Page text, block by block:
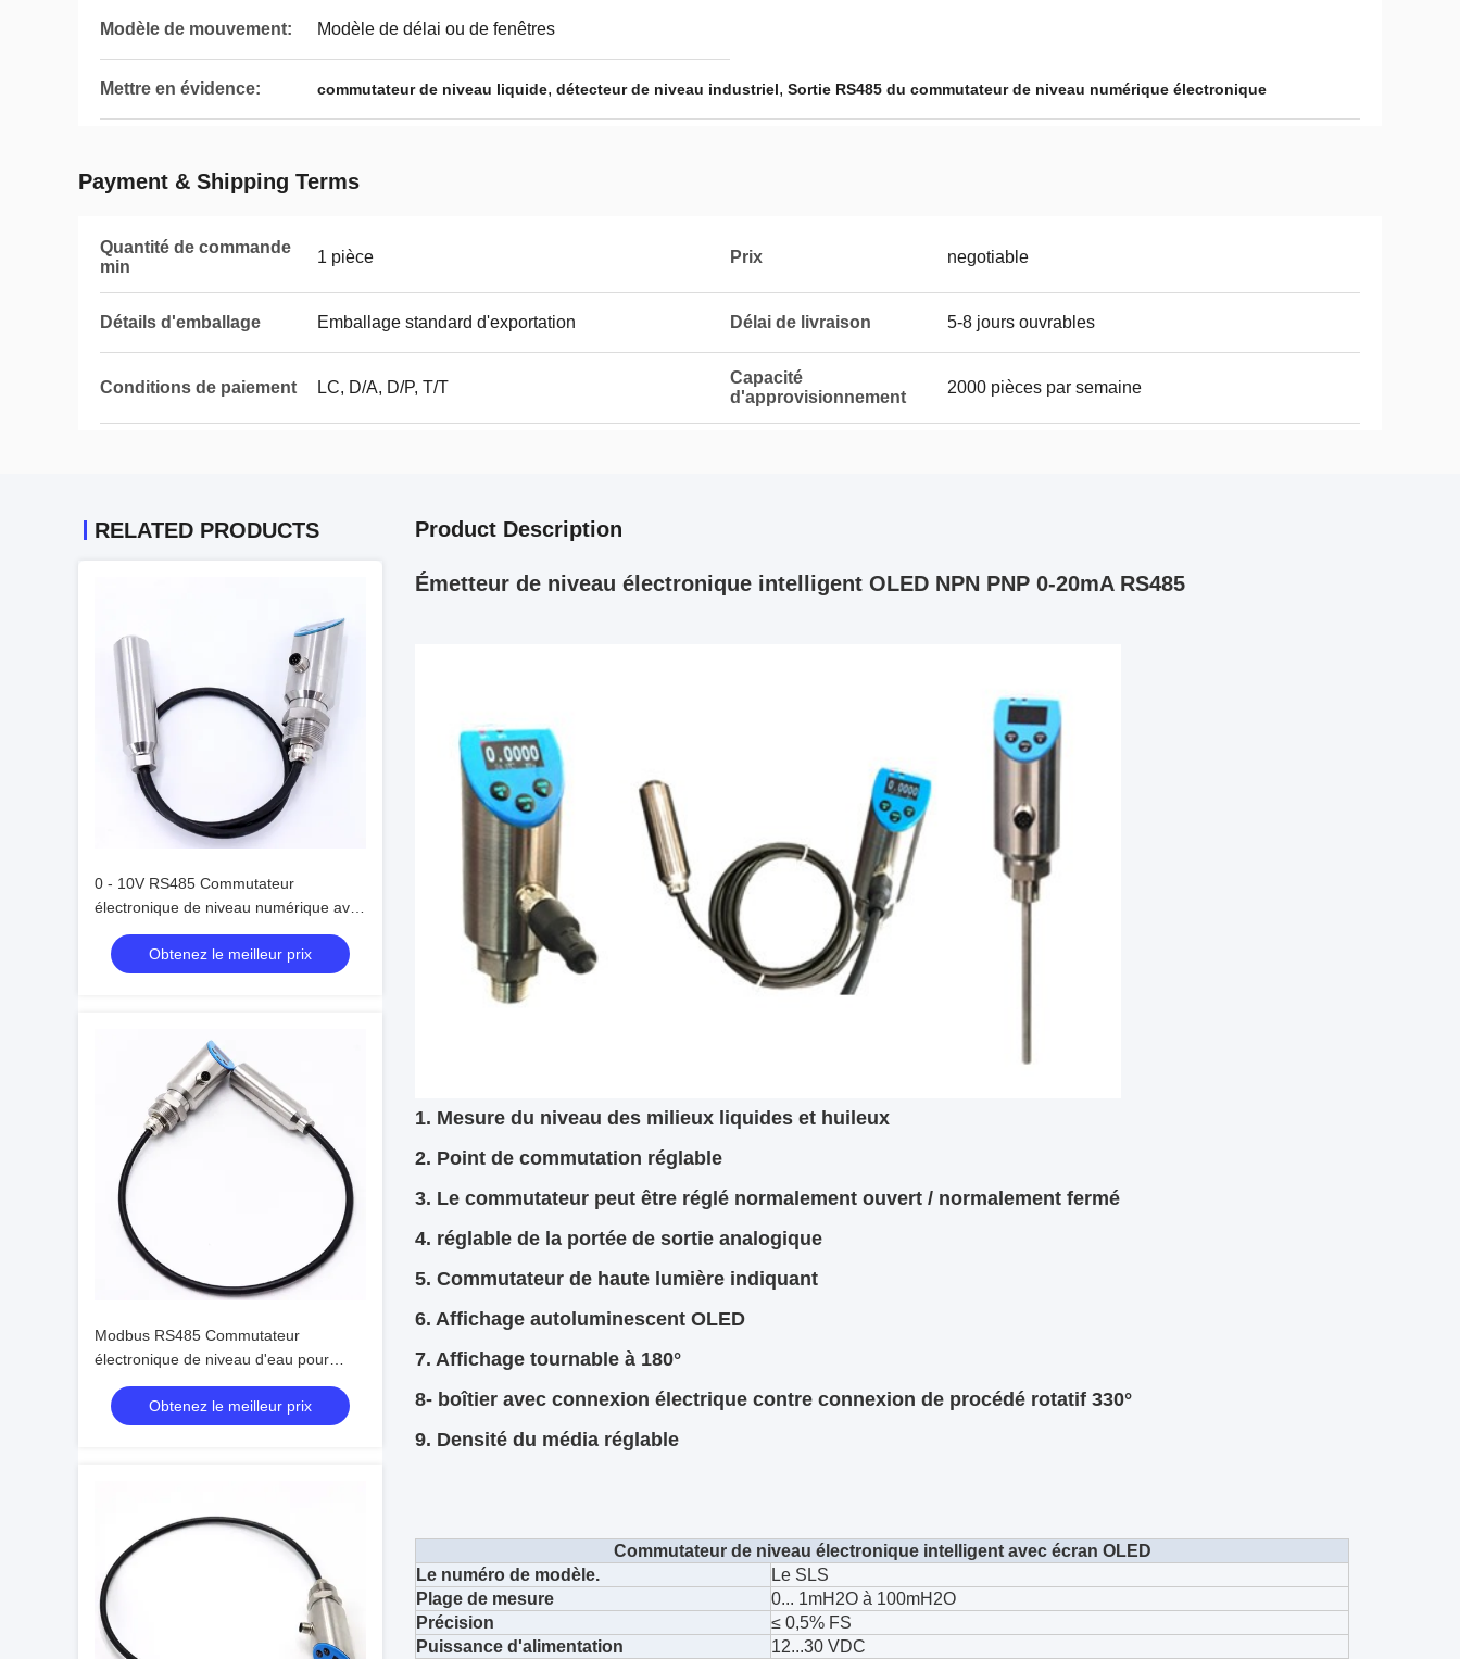
Modèle de mouvement: Modèle de délai ou de fenêtres
Mettre en évidence: commutateur de niveau liquide, détecteur de niveau industriel, Sortie RS485 du commutateur de niveau numérique électronique
Payment & Shipping Terms
Quantité de commande
min
1 pièce Prix negotiable
Détails d'emballage Emballage standard d'exportation Délai de livraison 5-8 jours ouvrables
Conditions de paiement LC, D/A, D/P, T/T
Capacité
d'approvisionnement
2000 pièces par semaine
RELATED PRODUCTS
0 - 10V RS485 Commutateur
électronique de niveau numérique avec
indicateur OLED haute précision
Obtenez le meilleur prix
Modbus RS485 Commutateur
électronique de niveau d'eau pour
réservoir d'eau Commutateur à haute
lumière indiquant
Obtenez le meilleur prix
Product Description
Émetteur de niveau électronique intelligent OLED NPN PNP 0-20mA RS485
1. Mesure du niveau des milieux liquides et huileux
2. Point de commutation réglable
3. Le commutateur peut être réglé normalement ouvert / normalement fermé
4. réglable de la portée de sortie analogique
5. Commutateur de haute lumière indiquant
6. Affichage autoluminescent OLED
7. Affichage tournable à 180°
8- boîtier avec connexion électrique contre connexion de procédé rotatif 330°
9. Densité du média réglable
Commutateur de niveau électronique intelligent avec écran OLED
Le numéro de modèle.
Le SLS
Plage de mesure
0... 1mH2O à 100mH2O
Précision
≤ 0,5% FS
Puissance d'alimentation
12...30 VDC